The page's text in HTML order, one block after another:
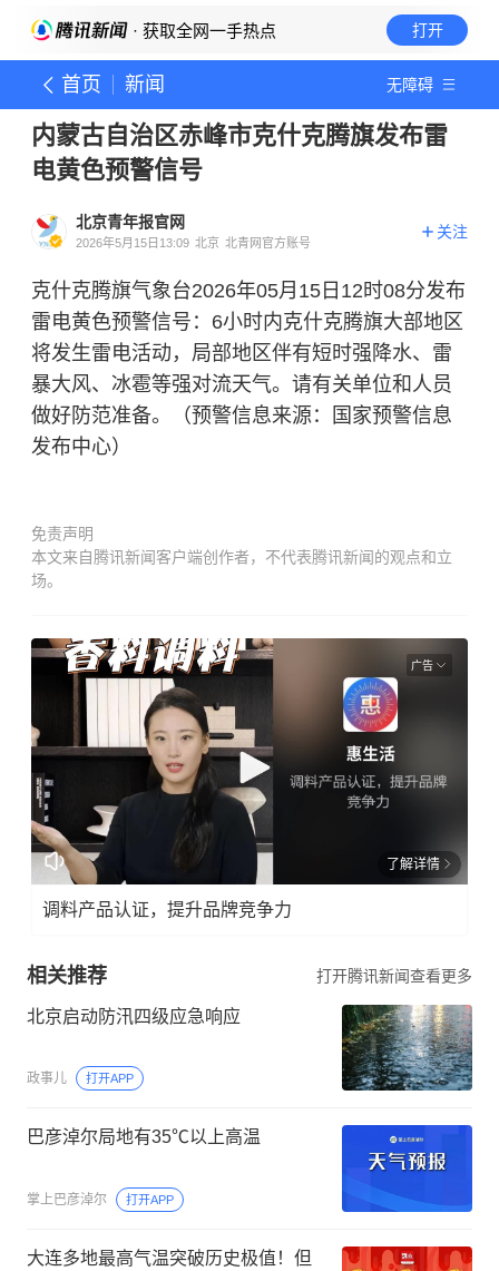
· 获取全网一手热点 打开
首页 新闻 无障碍
内蒙古自治区赤峰市克什克腾旗发布雷
电黄色预警信号
北京青年报官网
2026年5月15日13:09 北京 北青网官方账号
关注
克什克腾旗气象台2026年05月15日12时08分发布
雷电黄色预警信号：6小时内克什克腾旗大部地区
将发生雷电活动，局部地区伴有短时强降水、雷
暴大风、冰雹等强对流天气。请有关单位和人员
做好防范准备。（预警信息来源：国家预警信息
发布中心）
免责声明
本文来自腾讯新闻客户端创作者，不代表腾讯新闻的观点和立
场。
广告
了解详情
调料产品认证，提升品牌竞争力
相关推荐 打开腾讯新闻查看更多
北京启动防汛四级应急响应
政事儿 打开APP
巴彦淖尔局地有35℃以上高温
掌上巴彦淖尔 打开APP
大连多地最高气温突破历史极值！但